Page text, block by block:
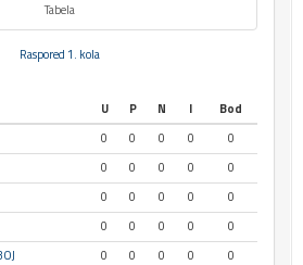
Tabela
Raspored 1. kola
U P N I
Bod
0 0 0 0
0
0 0 0 0
0
0 0 0 0
0
0 0 0 0
0
0 0 0 0
0